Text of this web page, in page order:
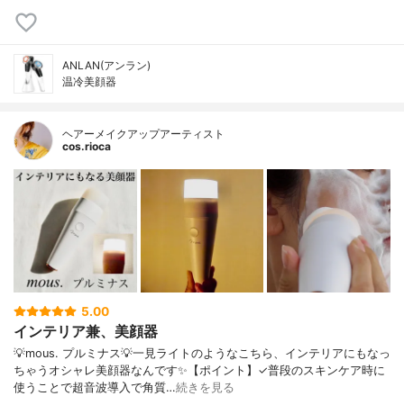
ANLAN(アンラン)
温冷美顔器
ヘアーメイクアップアーティスト
cos.rioca
5.00
インテリア兼、美顔器
💡mous. プルミナス💡一見ライトのようなこちら、インテリアにもなっ
ちゃうオシャレ美顔器なんです✨【ポイント】✓普段のスキンケア時に
使うことで超音波導入で角質…続きを見る